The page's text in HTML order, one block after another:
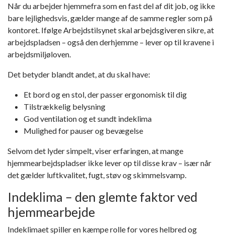
Når du arbejder hjemmefra som en fast del af dit job, og ikke
bare lejlighedsvis, gælder mange af de samme regler som på
kontoret. IfølgeArbejdstilsynetskal arbejdsgiveren sikre, at
arbejdspladsen – også den derhjemme – lever op til kravene i
arbejdsmiljøloven.
Det betyder blandt andet, at du skal have:
Et bord og en stol, der passer ergonomisk til dig
Tilstrækkelig belysning
God ventilation og et sundt indeklima
Mulighed for pauser og bevægelse
Selvom det lyder simpelt, viser erfaringen, at mange
hjemmearbejdspladser ikke lever op til disse krav – især når
det gælder luftkvalitet, fugt, støv og skimmelsvamp.
Indeklima – den glemte faktor ved
hjemmearbejde
Indeklimaet spiller en kæmpe rolle for vores helbred og